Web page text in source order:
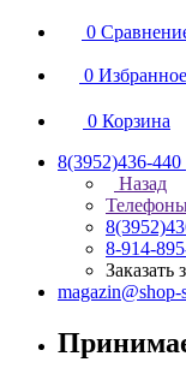
0
0 Избранное
0 Корзина
8(3952)436-440
Назад
8-914-
Заказать